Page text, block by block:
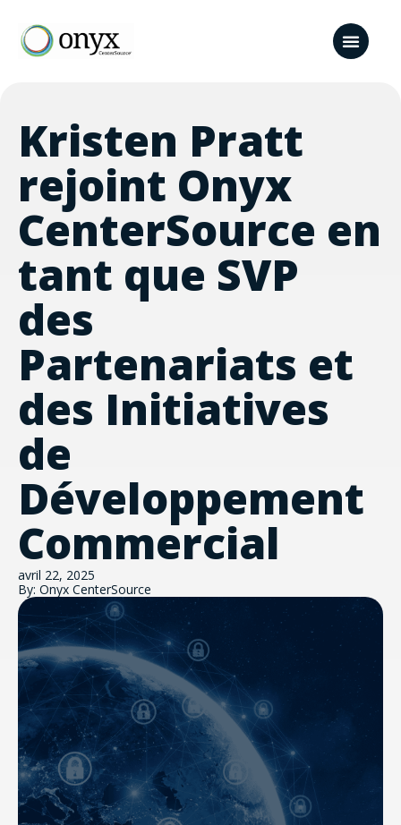
Kristen Pratt
rejoint Onyx
CenterSource en
tant que SVP
des
Partenariats et
des Initiatives
de
Développement
Commercial
avril 22, 2025
By: Onyx CenterSource